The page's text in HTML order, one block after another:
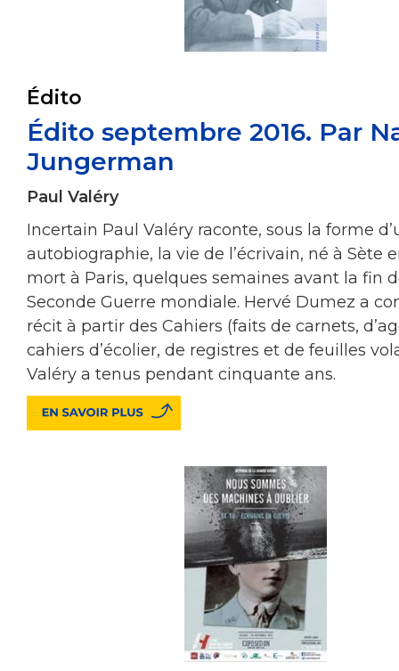
Édito
Édito septembre 2016. Par
Jungerman
Paul Valéry
Incertain Paul Valéry raconte, sous la forme
autobiographie, la vie de l’écrivain, né à Sète
mort à Paris, quelques semaines avant la fin
Seconde Guerre mondiale. Hervé Dumez a
récit à partir des Cahiers (faits de carnets,
cahiers d’écolier, de registres et de feuilles
Valéry a tenus pendant cinquante ans.